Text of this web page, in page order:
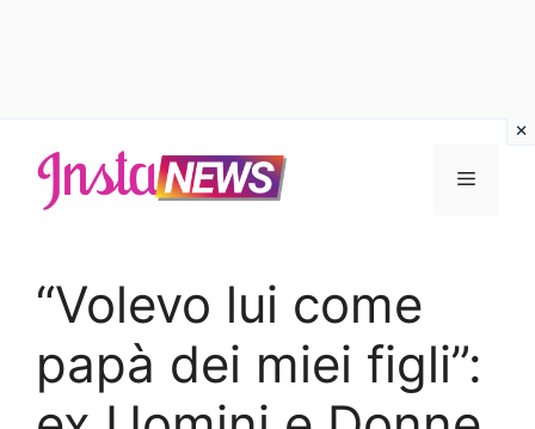
contenuto
Menu
“Volevo lui come
papà dei miei figli”: